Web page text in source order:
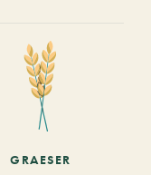
GRAESER